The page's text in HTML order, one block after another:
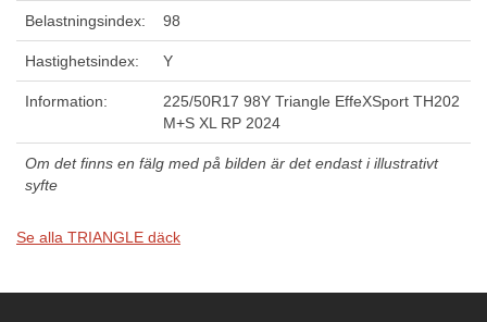
Belastningsindex: 98
Hastighetsindex: Y
Information:
225/50R17 98Y Triangle EffeXSport TH202
M+S XL RP 2024
Om det finns en fälg med på bilden är det endast i illustrativt
syfte
Se alla TRIANGLE däck